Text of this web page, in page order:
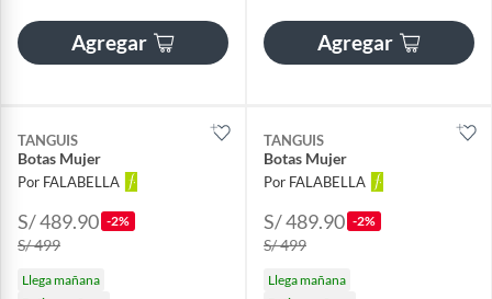
Agregar Agregar
TANGUIS
Botas Mujer
Por FALABELLA
S/ 489.90 -2%
S/ 499
Llega mañana
TANGUIS
Botas Mujer
Por FALABELLA
S/ 489.90 -2%
S/ 499
Llega mañana